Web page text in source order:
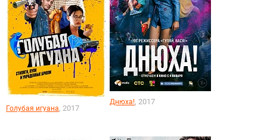
Голубая игуана, 2017
Днюха!, 2017